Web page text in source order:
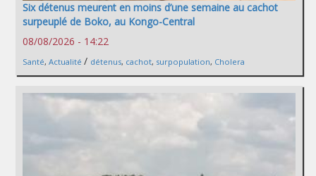
Six détenus meurent en moins d’une semaine au cachot
surpeuplé de Boko, au Kongo-Central
08/08/2026 - 14:22
Santé, Actualité / détenus, cachot, surpopulation, Cholera